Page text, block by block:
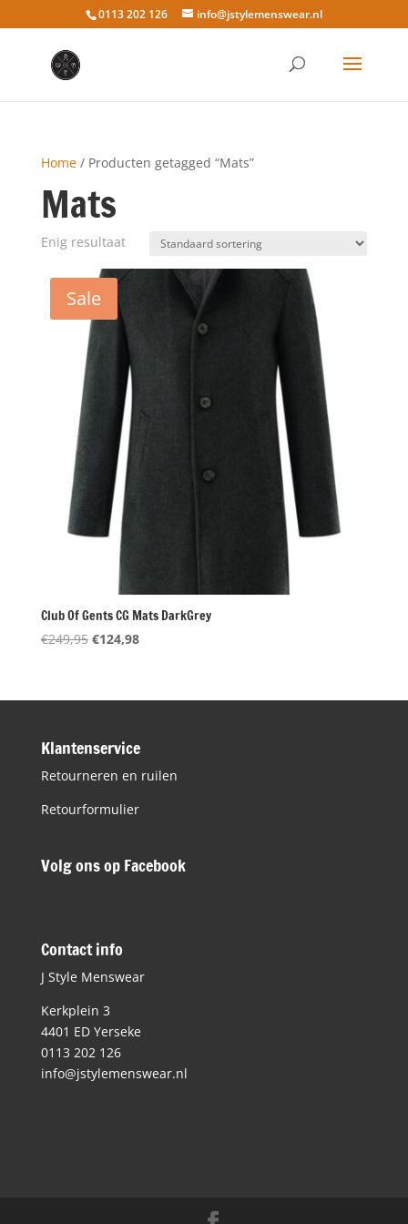
0113 202 126 info@jstylemenswear.nl
Home/ Producten getagged “Mats”
Mats
Enig resultaat
Sale
Club Of Gents CG Mats DarkGrey
€249,95 Oorspronkelijke
€249,95.
€124,98Huidige
€124,98.
Klantenservice
Retourneren en ruilen
Retourformulier
Volg ons op Facebook
Contact info
J Style Menswear
Kerkplein 3
4401 ED Yerseke
0113 202 126
info@jstylemenswear.nl